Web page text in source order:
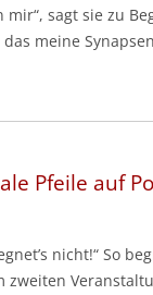
sagt sie zu
meine
Pfeile auf
nicht!“ So
zweiten